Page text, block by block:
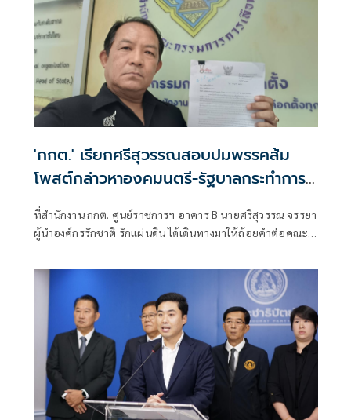
'กกต.' เรียกศรีสุวรรณสอบปมพรรคส้ม
โพสต์กล่าวหาองคมนตรี-รัฐบาลกระทำการมิ
บังควร
ที่สำนักงาน กกต. ศูนย์ราชการฯ อาคาร B นายศรีสุวรรณ จรรยา
ผู้นำองค์กรรักชาติ รักแผ่นดิน ได้เดินทางมาให้ถ้อยคำต่อคณะ